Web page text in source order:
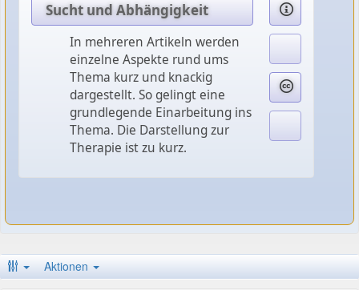
Sucht und Abhängigkeit
In mehreren Artikeln werden
einzelne Aspekte rund ums
Thema kurz und knackig
dargestellt. So gelingt eine
grundlegende Einarbeitung ins
Thema. Die Darstellung zur
Therapie ist zu kurz.
Aktionen